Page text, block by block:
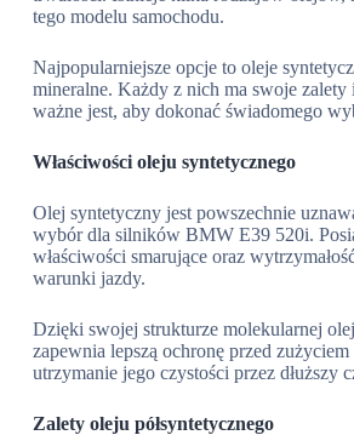
tego modelu samochodu.
Najpopularniejsze opcje to oleje
mineralne. Każdy z nich ma swoje zalety
ważne jest, aby dokonać świadomego
Właściwości oleju syntetycznego
Olej syntetyczny jest powszechnie
wybór dla silników BMW E39 520i.
właściwości smarujące oraz
warunki jazdy.
Dzięki swojej strukturze molekularnej
zapewnia lepszą ochronę przed
utrzymanie jego czystości przez dłuższy
Zalety oleju półsyntetycznego